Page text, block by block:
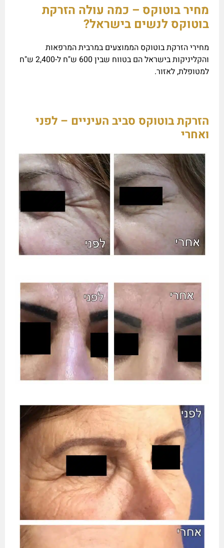
מחיר בוטוקס – כמה עולה הזרקת
בוטוקס לנשים בישראל?
מחירי הזרקת בוטוקס הממוצעים במרבית המרפאות
והקליניקות בישראל הם בטווח שבין 600 ש"ח ל-2,400 ש"ח
למטופלת, לאזור.
הזרקת בוטוקס סביב העיניים – לפני
ואחרי